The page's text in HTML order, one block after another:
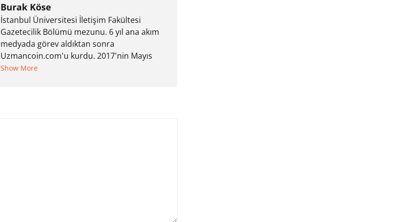
Burak Köse
İstanbul Üniversitesi İletişim Fakültesi
Gazetecilik Bölümü mezunu. 6 yıl ana akım
medyada görev aldıktan sonra
Uzmancoin.com'u kurdu. 2017'nin Mayıs
ayından bu yana bilfiil kripto para
Show More